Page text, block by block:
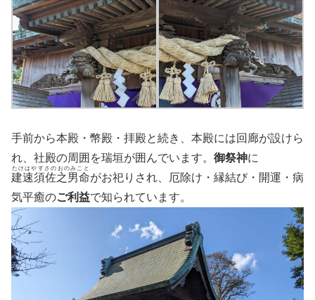
手前から本殿・幣殿・拝殿と続き、本殿には回廊が設けら
れ、社殿の周囲を瑞垣が囲んでいます。 御祭神に
建速須佐之男命
たけはやすさのおのみこと
がお祀りされ、厄除け・縁結び・開運・病
気平癒のご利益で知られています。